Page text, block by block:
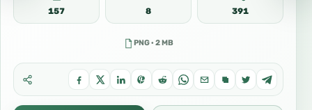
157 8 391
PNG · 2 MB